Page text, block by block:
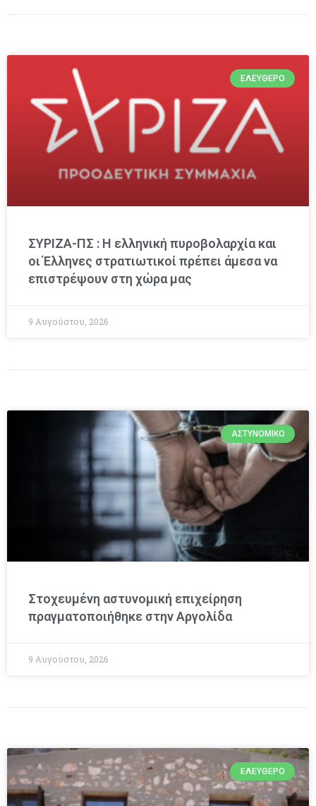
ΕΛΕΎΘΕΡΟ
ΣΥΡΙΖΑ-ΠΣ : Η ελληνική πυροβολαρχία και
οι Έλληνες στρατιωτικοί πρέπει άμεσα να
επιστρέψουν στη χώρα μας
9 Αυγούστου, 2026
ΑΣΤΥΝΟΜΙΚΌ
Στοχευμένη αστυνομική επιχείρηση
πραγματοποιήθηκε στην Αργολίδα
9 Αυγούστου, 2026
ΕΛΕΎΘΕΡΟ